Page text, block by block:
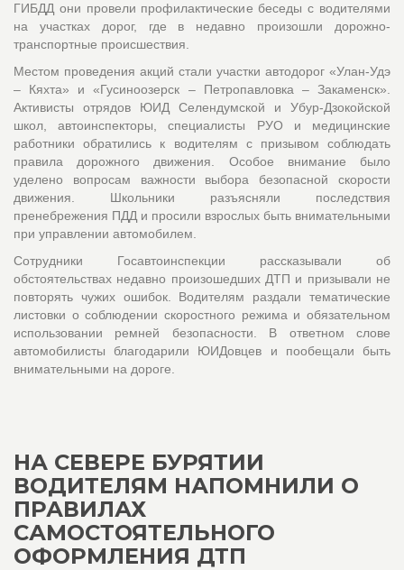
ГИБДД они провели профилактические беседы с водителями
на участках дорог, где в недавно произошли дорожно-
транспортные происшествия.
Местом проведения акций стали участки автодорог «Улан-Удэ
– Кяхта» и «Гусиноозерск – Петропавловка – Закаменск».
Активисты отрядов ЮИД Селендумской и Убур-Дзокойской
школ, автоинспекторы, специалисты РУО и медицинские
работники обратились к водителям с призывом соблюдать
правила дорожного движения. Особое внимание было
уделено вопросам важности выбора безопасной скорости
движения. Школьники разъясняли последствия
пренебрежения ПДД и просили взрослых быть внимательными
при управлении автомобилем.
Сотрудники Госавтоинспекции рассказывали об
обстоятельствах недавно произошедших ДТП и призывали не
повторять чужих ошибок. Водителям раздали тематические
листовки о соблюдении скоростного режима и обязательном
использовании ремней безопасности. В ответном слове
автомобилисты благодарили ЮИДовцев и пообещали быть
внимательными на дороге.
НА СЕВЕРЕ БУРЯТИИ
ВОДИТЕЛЯМ НАПОМНИЛИ О
ПРАВИЛАХ
САМОСТОЯТЕЛЬНОГО
ОФОРМЛЕНИЯ ДТП